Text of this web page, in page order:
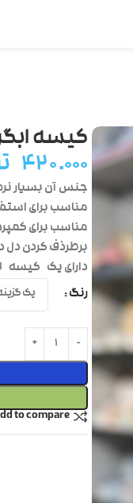
کیسه
۴۲۰.۰۰۰
جنس آن بسیار
مناسب برای
مناسب برای
برطرذف کردن دل
دارای یک کیسه
رنگ
to compare